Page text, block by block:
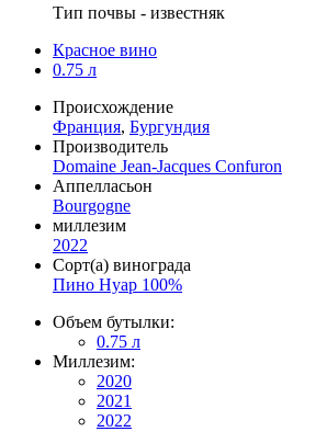
Тип почвы - известняк
Красное вино
0.75 л
Происхождение
Франция, Бургундия
Производитель
Domaine Jean-Jacques Confuron
Аппелласьон
Bourgogne
миллезим
2022
Сорт(а) винограда
Пино Нуар 100%
Объем бутылки:
0.75 л
Миллезим:
2020
2021
2022